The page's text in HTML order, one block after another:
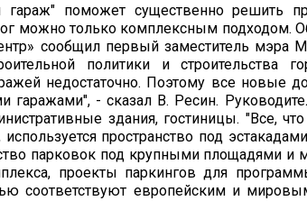
гараж" поможет существенно решить
можно только комплексным подходом.
сообщил первый заместитель мэра
политики и
недостаточно. Поэтому все новые
гаражами", - сказал В. Ресин.
здания, гостиницы. "Все,
пространство под
парковок под крупными площадями и
проекты паркингов для
соответствуют европейским и